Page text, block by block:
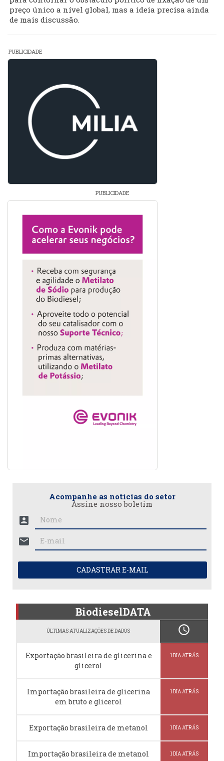
preço único a nível global, mas a ideia precisa ainda
de mais discussão.
PUBLICIDADE
PUBLICIDADE
Acompanhe as notícias do setor
Assine nosso boletim
account_box
mail
CADASTRAR E-MAIL
BiodieselDATA
ÚLTIMAS ATUALIZAÇÕES DE DADOS schedule
Exportação brasileira de glicerina e
glicerol
1 DIA ATRÁS
Importação brasileira de glicerina
em bruto e glicerol
1 DIA ATRÁS
Exportação brasileira de metanol 1 DIA ATRÁS
Importação brasileira de metanol 1 DIA ATRÁS